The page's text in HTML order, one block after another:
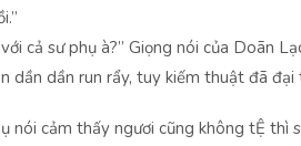
cả sư phụ à?” Giọng nói của Doãn
dần dần run rẩy, tuy kiếm thuật đã
nói cảm thấy ngươi cũng không tỆ thì